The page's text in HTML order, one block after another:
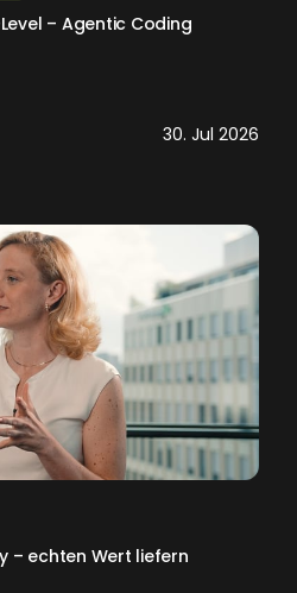
– Agentic Coding
30. Jul 2026
– echten Wert liefern